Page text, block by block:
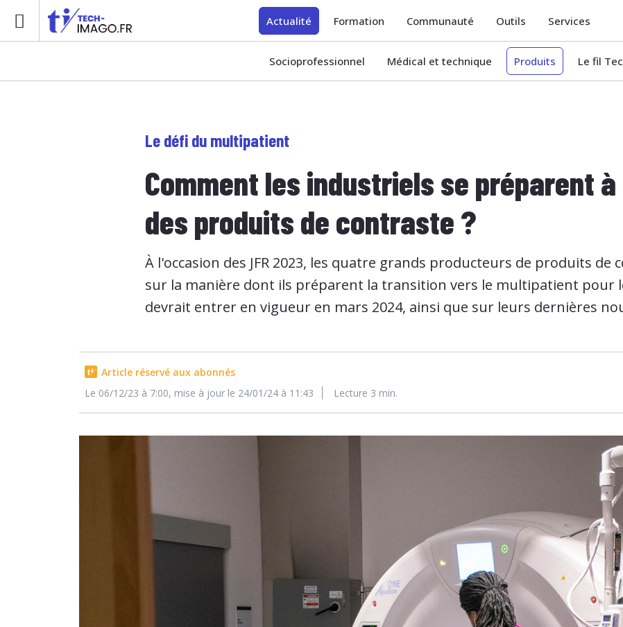
Actualité Formation Communauté Outils Services
Socioprofessionnel Médical et technique Produits Le fil
Le défi du multipatient
Comment les industriels se préparent
des produits de contraste ?
À l'occasion des JFR 2023, les quatre grands producteurs de produits de
sur la manière dont ils préparent la transition vers le multipatient pour
devrait entrer en vigueur en mars 2024, ainsi que sur leurs dernières
Article réservé aux abonnés
Le 06/12/23 à 7:00, mise à jour le 24/01/24 à 11:43
Lecture 3 min.